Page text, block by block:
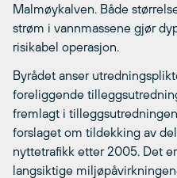
Malmøykalven. Både
strøm i vannmassene gjør
risikabel operasjon.
Byrådet anser
foreliggende
fremlagt i
forslaget om tildekking av
nyttetrafikk etter 2005. Det
langsiktige